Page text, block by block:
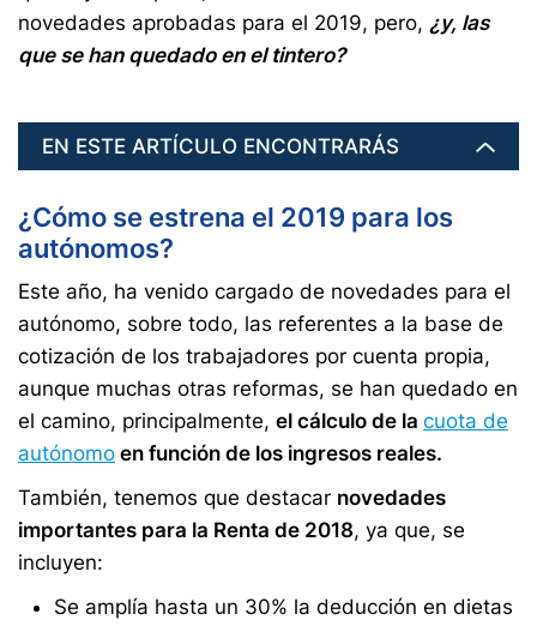
novedades aprobadas para el 2019, pero, ¿y, las
que se han quedado en el tintero?
EN ESTE ARTÍCULO ENCONTRARÁS
¿Cómo se estrena el 2019 para los
autónomos?
Este año, ha venido cargado de novedades para el
autónomo, sobre todo, las referentes a la base de
cotización de los trabajadores por cuenta propia,
aunque muchas otras reformas, se han quedado en
el camino, principalmente, el cálculo de la cuota de
autónomo en función de los ingresos reales.
También, tenemos que destacar novedades
importantes para la Renta de 2018, ya que, se
incluyen:
Se amplía hasta un 30% la deducción en dietas